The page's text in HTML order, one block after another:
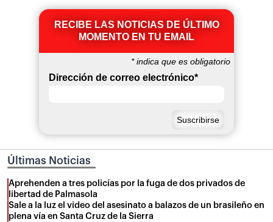
RECIBE LAS NOTICIAS DE ÚLTIMO
MOMENTO EN TU EMAIL
*indica que es obligatorio
Dirección de correo electrónico*
Últimas Noticias
Aprehenden a tres policías por la fuga de dos privados de
libertad de Palmasola
Sale a la luz el video del asesinato a balazos de un brasileño en
plena vía en Santa Cruz de la Sierra